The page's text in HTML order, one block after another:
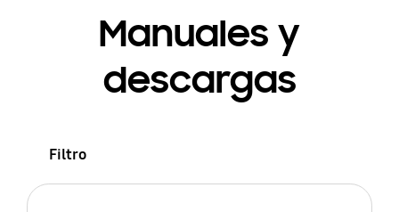
Manuales y
descargas
Filtro